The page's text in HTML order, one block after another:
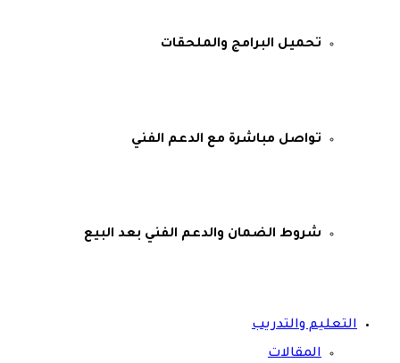
تحميل البرامج والملحقات
تواصل مباشرة مع الدعم الفني
شروط الضمان والدعم الفني بعد البيع
التعليم والتدريب
المقالات